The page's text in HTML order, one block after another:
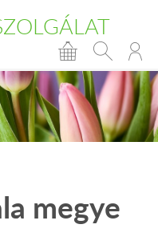
megye